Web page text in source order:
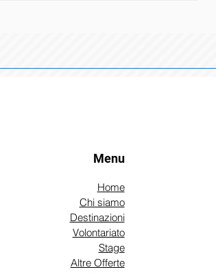
Menu
Home
Chi siamo
Destinazioni
Volontariato
Stage
Altre Offerte